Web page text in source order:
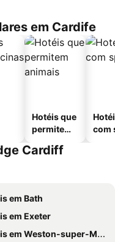
em Cardife
Hotéis que
permitem
com
Cardiff
em Bath
em Exeter
em Weston-super-Mare